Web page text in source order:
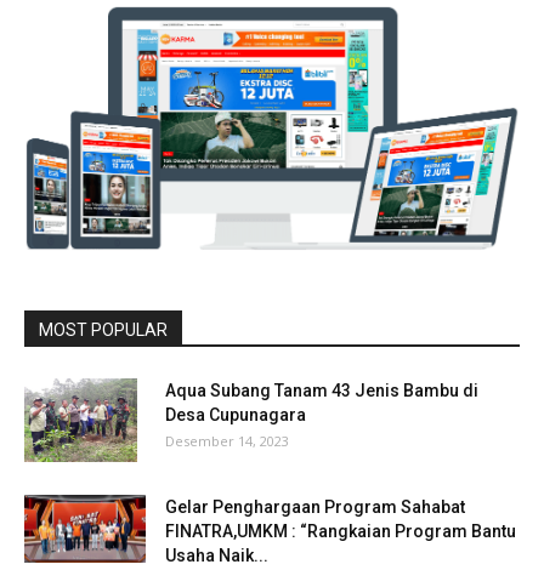
MOST POPULAR
Aqua Subang Tanam 43 Jenis Bambu di
Desa Cupunagara
Desember 14, 2023
Gelar Penghargaan Program Sahabat
FINATRA,UMKM : “Rangkaian Program Bantu
Usaha Naik...